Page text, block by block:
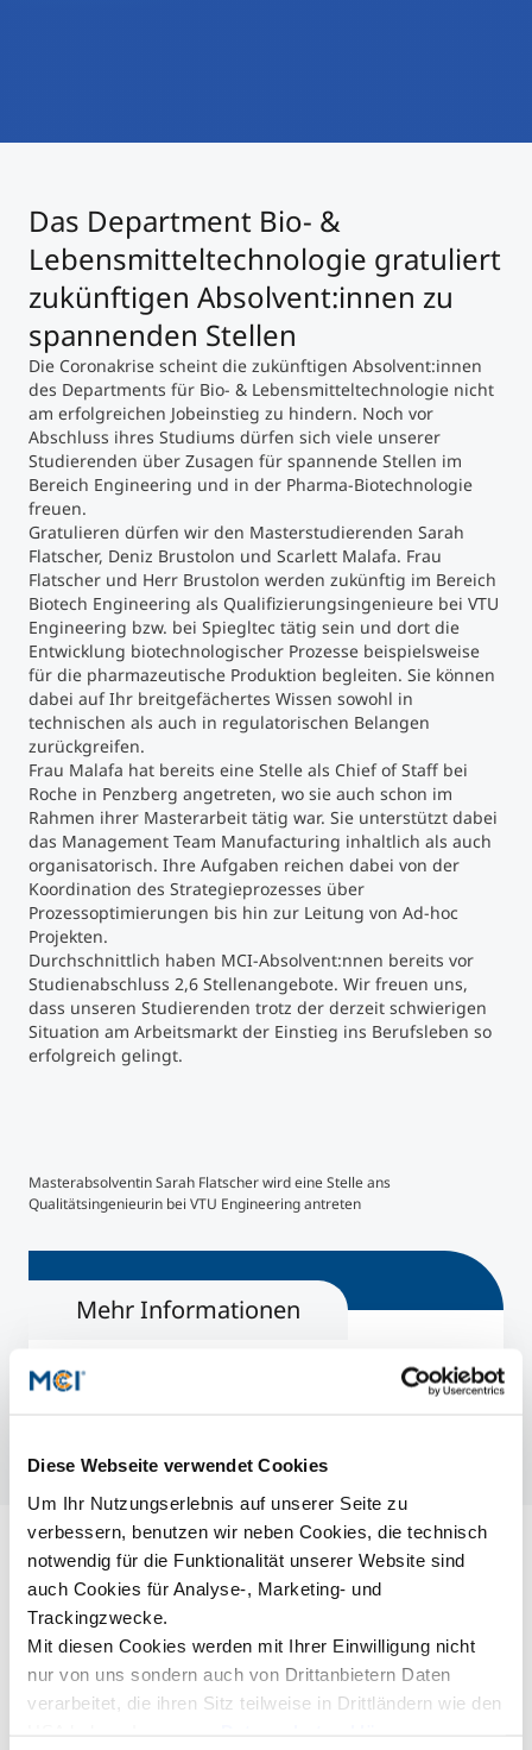
Diese Webseite verwendet Cookies
Um Ihr Nutzungserlebnis auf unserer Seite zu
verbessern, benutzen wir neben Cookies, die technisch
notwendig für die Funktionalität unserer Website sind
auch Cookies für Analyse-, Marketing- und
Trackingzwecke.
Mit diesen Cookies werden mit Ihrer Einwilligung nicht
nur von uns sondern auch von Drittanbietern Daten
verarbeitet, die ihren Sitz teilweise in Drittländern wie den
Micro Credentials
Masterclasses
Management-Seminare
Technische Weiterbildung
Maßgeschneiderte Programme
Studienberatung
Executive Education Finder
Das Department Bio- &
Lebensmitteltechnologie gratuliert
zukünftigen Absolvent:innen zu
spannenden Stellen
Die Coronakrise scheint die zukünftigen Absolvent:innen
des Departments für Bio- & Lebensmitteltechnologie nicht
am erfolgreichen Jobeinstieg zu hindern. Noch vor
Abschluss ihres Studiums dürfen sich viele unserer
Studierenden über Zusagen für spannende Stellen im
Bereich Engineering und in der Pharma-Biotechnologie
freuen.
Gratulieren dürfen wir den Masterstudierenden Sarah
Flatscher, Deniz Brustolon und Scarlett Malafa. Frau
Flatscher und Herr Brustolon werden zukünftig im Bereich
Biotech Engineering als Qualifizierungsingenieure bei VTU
Engineering bzw. bei Spiegltec tätig sein und dort die
Entwicklung biotechnologischer Prozesse beispielsweise
für die pharmazeutische Produktion begleiten. Sie können
dabei auf Ihr breitgefächertes Wissen sowohl in
technischen als auch in regulatorischen Belangen
zurückgreifen.
Frau Malafa hat bereits eine Stelle als Chief of Staff bei
Roche in Penzberg angetreten, wo sie auch schon im
Rahmen ihrer Masterarbeit tätig war. Sie unterstützt dabei
das Management Team Manufacturing inhaltlich als auch
organisatorisch. Ihre Aufgaben reichen dabei von der
Koordination des Strategieprozesses über
Prozessoptimierungen bis hin zur Leitung von Ad-hoc
Projekten.
Durchschnittlich haben MCI-Absolvent:nnen bereits vor
Studienabschluss 2,6 Stellenangebote. Wir freuen uns,
dass unseren Studierenden trotz der derzeit schwierigen
Situation am Arbeitsmarkt der Einstieg ins Berufsleben so
erfolgreich gelingt.
Masterabsolventin Sarah Flatscher wird eine Stelle ans
Qualitätsingenieurin bei VTU Engineering antreten
Mehr Informationen
Lebensmitteltechnologie & Ernährung |Master